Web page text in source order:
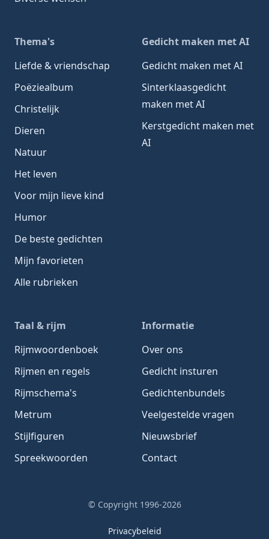
Thema's
Liefde & vriendschap
Poëziealbum
Christelijk
Dieren
Natuur
Het leven
Voor mijn lieve kind
Humor
De beste gedichten
Mijn favorieten
Alle rubrieken
Gedicht maken met AI
Gedicht maken met AI
Sinterklaasgedicht
maken met AI
Kerstgedicht maken met
AI
Taal & rijm
Rijmwoordenboek
Rijmen en regels
Rijmschema's
Metrum
Stijlfiguren
Spreekwoorden
Informatie
Over ons
Gedicht insturen
Gedichtenbundels
Veelgestelde vragen
Nieuwsbrief
Contact
© Copyright 1996-2026
Privacybeleid